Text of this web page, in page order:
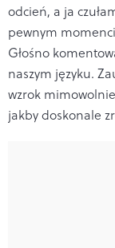
odcień, a ja
pewnym
Głośno
naszym języku.
wzrok
jakby doskonale